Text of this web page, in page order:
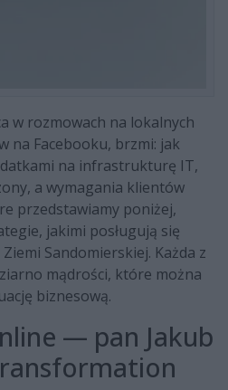
w rozmowach na lokalnych
na Facebooku, brzmi: jak
na infrastrukturę IT,
a wymagania klientów
przedstawiamy poniżej,
jakimi posługują się
Sandomierskiej. Każda z
mądrości, które można
biznesową.
— pan Jakub